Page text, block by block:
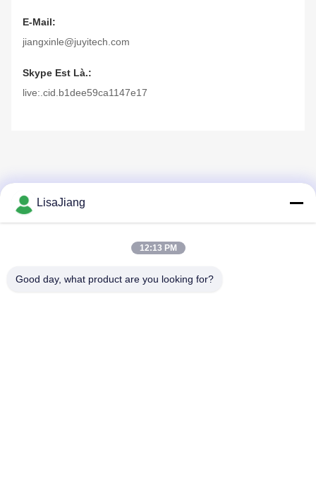
E-Mail:
jiangxinle@juyitech.com
Skype Est Là.:
live:.cid.b1dee59ca1147e17
No. 1, ruelle 1199, route yunping, secteur jiading, Changhaï,
LisaJiang
12:13 PM
Good day, what product are you looking for?